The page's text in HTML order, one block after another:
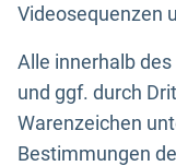
Videosequenzen
Alle innerhalb
und ggf. durch
Warenzeichen
Bestimmungen